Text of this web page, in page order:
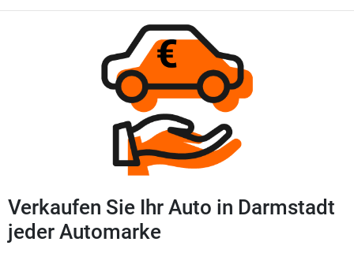
Verkaufen Sie Ihr Auto in Darmstadt
jeder Automarke